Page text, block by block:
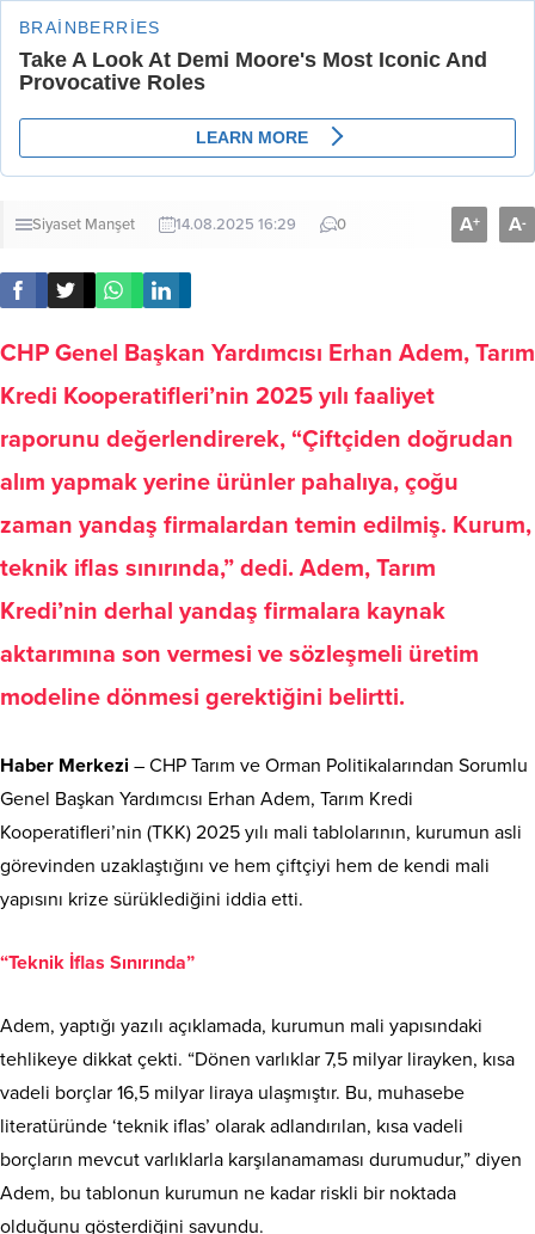
Siyaset Manşet 14.08.2025 16:29 0 A+ A-
CHP Genel Başkan Yardımcısı Erhan Adem, Tarım
Kredi Kooperatifleri’nin 2025 yılı faaliyet
raporunu değerlendirerek, “Çiftçiden doğrudan
alım yapmak yerine ürünler pahalıya, çoğu
zaman yandaş firmalardan temin edilmiş. Kurum,
teknik iflas sınırında,” dedi. Adem, Tarım
Kredi’nin derhal yandaş firmalara kaynak
aktarımına son vermesi ve sözleşmeli üretim
modeline dönmesi gerektiğini belirtti.
Haber Merkezi – CHP Tarım ve Orman Politikalarından Sorumlu
Genel Başkan Yardımcısı Erhan Adem, Tarım Kredi
Kooperatifleri’nin (TKK) 2025 yılı mali tablolarının, kurumun asli
görevinden uzaklaştığını ve hem çiftçiyi hem de kendi mali
yapısını krize sürüklediğini iddia etti.
“Teknik İflas Sınırında”
Adem, yaptığı yazılı açıklamada, kurumun mali yapısındaki
tehlikeye dikkat çekti. “Dönen varlıklar 7,5 milyar lirayken, kısa
vadeli borçlar 16,5 milyar liraya ulaşmıştır. Bu, muhasebe
literatüründe ‘teknik iflas’ olarak adlandırılan, kısa vadeli
borçların mevcut varlıklarla karşılanamaması durumudur,” diyen
Adem, bu tablonun kurumun ne kadar riskli bir noktada
olduğunu gösterdiğini savundu.